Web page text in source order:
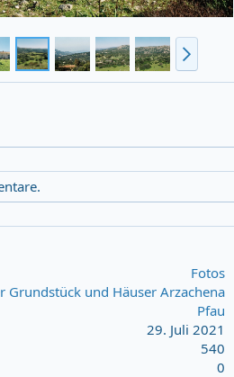
Fotos
Grundstück und Häuser Arzachena
Pfau
29. Juli 2021
540
0